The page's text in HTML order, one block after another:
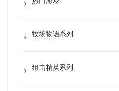
牧场物语系列
狙击精英系列